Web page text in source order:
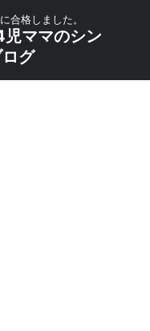
合格しました。
ママのシン
グ